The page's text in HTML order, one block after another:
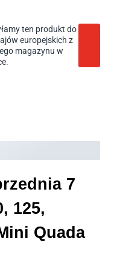
ten produkt do
europejskich z
magazynu w
7
125,
Quada